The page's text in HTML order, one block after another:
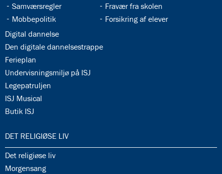
34.7:
Samværsregler 34.8:
Fravær fra skolen
34.9:
Mobbepolitik 34.10:
Forsikring af elever
34.11:
Digital dannelse
34.12:
Den digitale dannelsestrappe
34.13:
Ferieplan
34.14:
Undervisningsmiljø på ISJ
34.15:
Legepatruljen
34.16:
ISJ Musical
34.17:
Butik ISJ
35.0:
DET RELIGIØSE LIV
35.1:
Det religiøse liv
35.2:
Morgensang